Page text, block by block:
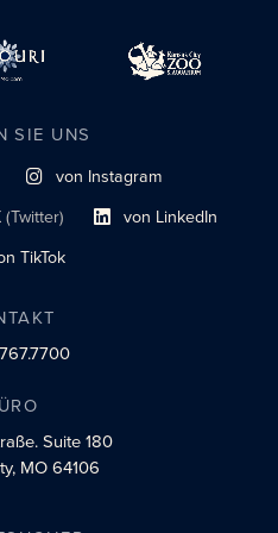
SIE UNS
Link zum sozialen Profil
von Instagram
(Twitter)
Link Link zum sozialen Profil
von LinkedIn
sozialen Profil
TikTok
Suite 180
MO 64106